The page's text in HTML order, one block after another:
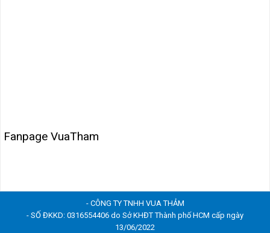
Fanpage VuaTham
- CÔNG TY TNHH VUA THẢM
- SỐ ĐKKD: 0316554406 do Sở KHĐT Thành phố HCM cấp ngày
13/06/2022